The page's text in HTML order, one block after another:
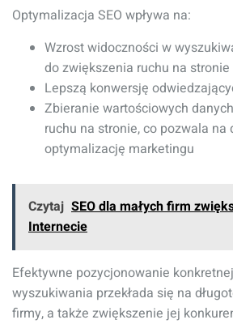
Optymalizacja SEO wpływa na:
Wzrost widoczności w
do zwiększenia ruchu na stronie
Lepszą konwersję
Zbieranie wartościowych
ruchu na stronie, co pozwala na
optymalizację marketingu
Czytaj SEO dla małych firm
Internecie
Efektywne pozycjonowanie
wyszukiwania przekłada się na
firmy, a także zwiększenie jej